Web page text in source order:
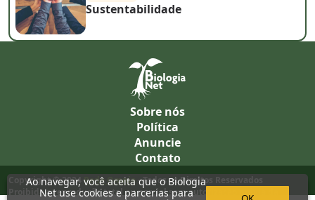
Sustentabilidade
Sobre nós
Política
Anuncie
Contato
Copyright © 2024 Rede Omnia - Todos os Direitos Reservados
Proibida a reprodução total ou parcial sem autorização prévia da
Ao navegar, você aceita que o Biologia
Net use cookies e parcerias para